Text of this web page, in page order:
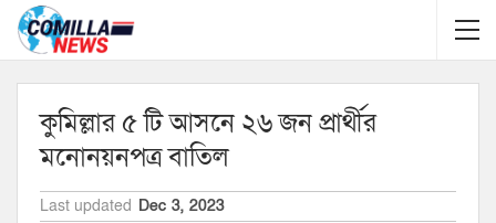
কুমিল্লার ৫ টি আসনে ২৬ জন প্রার্থীর
মনোনয়নপত্র বাতিল
Last updated Dec 3, 2023